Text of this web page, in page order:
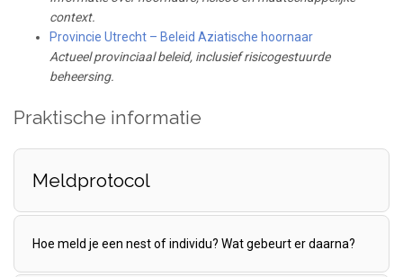
context.
Provincie Utrecht – Beleid Aziatische hoornaar
Actueel provinciaal beleid, inclusief risicogestuurde
beheersing.
Praktische informatie
Meldprotocol
Hoe meld je een nest of individu? Wat gebeurt er daarna?